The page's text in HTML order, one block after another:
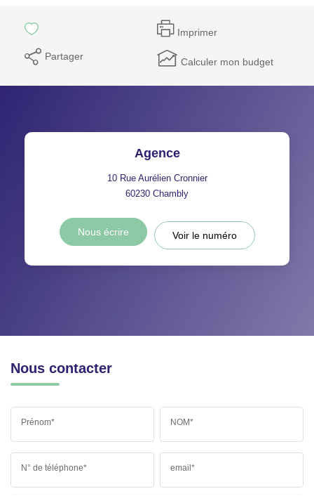
Imprimer
Partager Calculer mon budget
Agence
10 Rue Aurélien Cronnier
60230 Chambly
Nous écrire Voir le numéro
Nous contacter
Prénom* NOM*
N° de téléphone* email*